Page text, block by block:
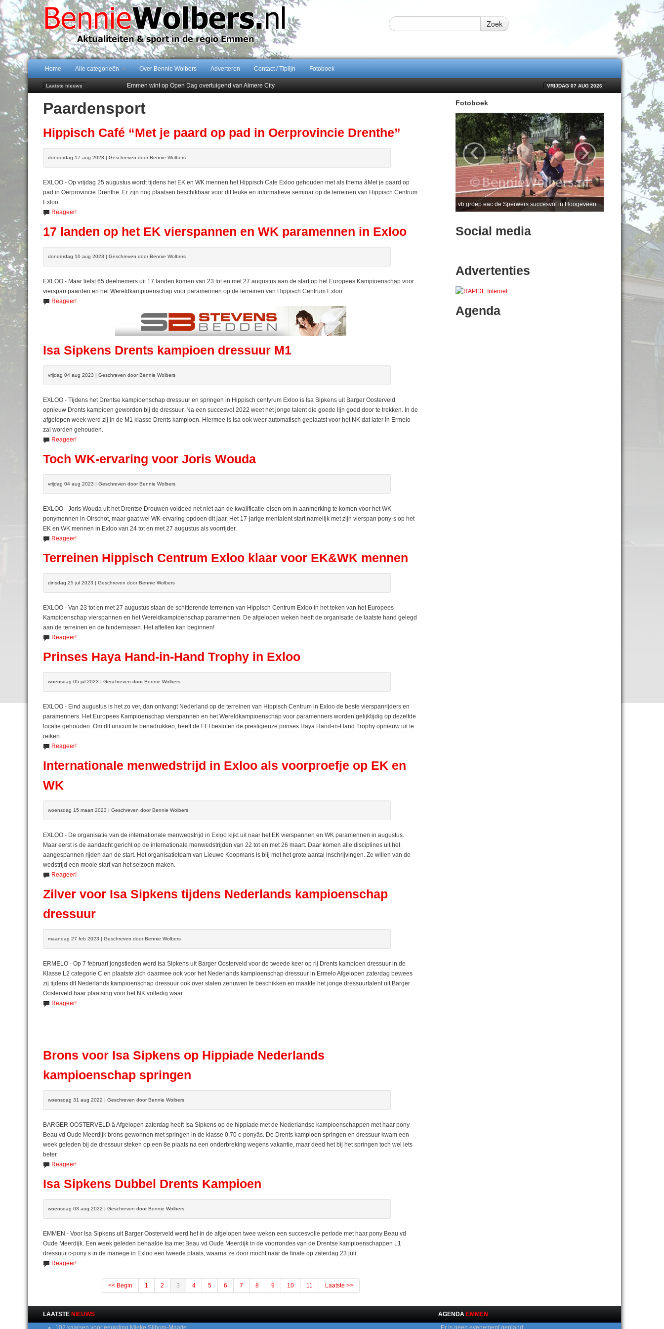
Zoek
Home Alle categorieën Over Bennie Wolbers Adverteren Contact / Tiplijn Fotoboek
Laatste nieuws
Emmen wint op Open Dag overtuigend van Almere City
Jubileumfeest 35 jaar De Amer
Hunzeloopwandeltocht keert op 19 september 2026 terug naar Zuidlaren
VRIJDAG 07 AUG 2026
Paardensport
Hippisch Café “Met je paard op pad in Oerprovincie Drenthe”
donderdag 17 aug 2023 | Geschreven door Bennie Wolbers
EXLOO - Op vrijdag 25 augustus wordt tijdens het EK en WK mennen het Hippisch Cafe Exloo gehouden met als thema âMet je paard op
pad in Oerprovincie Drenthe. Er zijn nog plaatsen beschikbaar voor dit leuke en informatieve seminar op de terreinen van Hippisch Centrum
Exloo.
Reageer!
17 landen op het EK vierspannen en WK paramennen in Exloo
donderdag 10 aug 2023 | Geschreven door Bennie Wolbers
EXLOO - Maar liefst 65 deelnemers uit 17 landen komen van 23 tot en met 27 augustus aan de start op het Europees Kampioenschap voor
vierspan paarden en het Wereldkampioenschap voor paramennen op de terreinen van Hippisch Centrum Exloo.
Reageer!
Isa Sipkens Drents kampioen dressuur M1
vrijdag 04 aug 2023 | Geschreven door Bennie Wolbers
EXLOO - Tijdens het Drentse kampioenschap dressuur en springen in Hippisch centyrum Exloo is Isa Sipkens uit Barger Oosterveld
opnieuw Drents kampioen geworden bij de dressuur. Na een succesvol 2022 weet het jonge talent die goede lijn goed door te trekken. In de
afgelopen week werd zij in de M1 klasse Drents kampioen. Hiermee is Isa ook weer automatisch geplaatst voor het NK dat later in Ermelo
zal worden gehouden.
Reageer!
Toch WK-ervaring voor Joris Wouda
vrijdag 04 aug 2023 | Geschreven door Bennie Wolbers
EXLOO - Joris Wouda uit het Drentse Drouwen voldeed net niet aan de kwalificatie-eisen om in aanmerking te komen voor het WK
ponymennen in Oirschot, maar gaat wel WK-ervaring opdoen dit jaar. Het 17-jarige mentalent start namelijk met zijn vierspan pony-s op het
EK en WK mennen in Exloo van 24 tot en met 27 augustus als voorrijder.
Reageer!
Terreinen Hippisch Centrum Exloo klaar voor EK&WK mennen
dinsdag 25 jul 2023 | Geschreven door Bennie Wolbers
EXLOO - Van 23 tot en met 27 augustus staan de schitterende terreinen van Hippisch Centrum Exloo in het teken van het Europees
Kampioenschap vierspannen en het Wereldkampioenschap paramennen. De afgelopen weken heeft de organisatie de laatste hand gelegd
aan de terreinen en de hindernissen. Het aftellen kan beginnen!
Reageer!
Prinses Haya Hand-in-Hand Trophy in Exloo
woensdag 05 jul 2023 | Geschreven door Bennie Wolbers
EXLOO - Eind augustus is het zo ver, dan ontvangt Nederland op de terreinen van Hippisch Centrum in Exloo de beste vierspanrijders en
paramenners. Het Europees Kampioenschap vierspannen en het Wereldkampioenschap voor paramenners worden gelijktijdig op dezelfde
locatie gehouden. Om dit unicum te benadrukken, heeft de FEI besloten de prestigieuze prinses Haya Hand-in-Hand Trophy opnieuw uit te
reiken.
Reageer!
Internationale menwedstrijd in Exloo als voorproefje op EK en
WK
woensdag 15 maart 2023 | Geschreven door Bennie Wolbers
EXLOO - De organisatie van de internationale menwedstrijd in Exloo kijkt uit naar het EK vierspannen en WK paramennen in augustus.
Maar eerst is de aandacht gericht op de internationale menwedstrijden van 22 tot en met 26 maart. Daar komen alle disciplines uit het
aangespannen rijden aan de start. Het organisatieteam van Lieuwe Koopmans is blij met het grote aantal inschrijvingen. Ze willen van de
wedstrijd een mooie start van het seizoen maken.
Reageer!
Zilver voor Isa Sipkens tijdens Nederlands kampioenschap
dressuur
maandag 27 feb 2023 | Geschreven door Bennie Wolbers
ERMELO - Op 7 februari jongstleden werd Isa Sipkens uit Barger Oosterveld voor de tweede keer op rij Drents kampioen dressuur in de
Klasse L2 categorie C en plaatste zich daarmee ook voor het Nederlands kampioenschap dressuur in Ermelo Afgelopen zaterdag bewees
zij tijdens dit Nederlands kampioenschap dressuur ook over stalen zenuwen te beschikken en maakte het jonge dressuurtalent uit Barger
Oosterveld haar plaatsing voor het NK volledig waar.
Reageer!
Brons voor Isa Sipkens op Hippiade Nederlands
kampioenschap springen
woensdag 31 aug 2022 | Geschreven door Bennie Wolbers
BARGER OOSTERVELD â Afgelopen zaterdag heeft Isa Sipkens op de hippiade met de Nederlandse kampioenschappen met haar pony
Beau vd Oude Meerdijk brons gewonnen met springen in de klasse 0,70 c-ponyâs. De Drents kampioen springen en dressuur kwam een
week geleden bij de dressuur steken op een 8e plaats na een onderbreking wegens vakantie, maar deed het bij het springen toch wel iets
beter.
Reageer!
Isa Sipkens Dubbel Drents Kampioen
woensdag 03 aug 2022 | Geschreven door Bennie Wolbers
EMMEN - Voor Isa Sipkens uit Barger Oosterveld werd het in de afgelopen twee weken een succesvolle periode met haar pony Beau vd
Oude Meerdijk. Een week geleden behaalde Isa met Beau vd Oude Meerdijk in de voorrondes van de Drentse kampioenschappen L1
dressuur c-pony s in de manege in Exloo een tweede plaats, waarna ze door mocht naar de finale op zaterdag 23 juli.
Reageer!
<< Begin 1 2 3 4 5 6 7 8 9 10 11 Laatste >>
Fotoboek
vb groep eac de Sperwers succesvol in Hoogeveen
‹ ›
Social media
Advertenties
Agenda
LAATSTE NIEUWS
102 kaarsen voor eeuwling Mieke Sijbom-Maatje
AGENDA EMMEN
Er is geen evenement gepland.